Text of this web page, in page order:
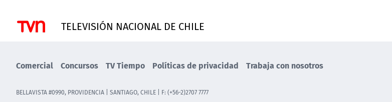
TELEVISIÓN NACIONAL DE CHILE
Comercial Concursos TV Tiempo Políticas de privacidad Trabaja con nosotros
BELLAVISTA #0990, PROVIDENCIA | SANTIAGO, CHILE | F: (+56-2)2707 7777